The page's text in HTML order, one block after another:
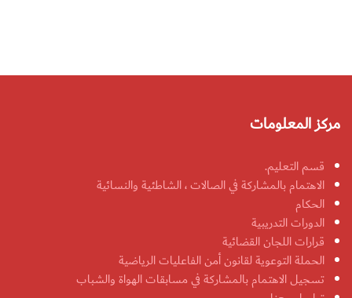
مركز المعلومات
قسم التعليم.
الاهتمام بالمشاركة في الصالات ، الشاطئية والنسائية
الحكام
الدورات التدريبية
قرارات اللجان القضائية
الحملة التوعوية لقانون أمن الفاعليات الرياضية
تسجيل الاهتمام بالمشاركة في مسابقات الهواة والشباب